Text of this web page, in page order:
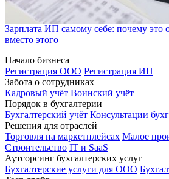
Зарплата ИП самому себе: почему это
вместо этого
Начало бизнеса
Регистрация ООО Регистрация ИП
Забота о сотрудниках
Кадровый учёт Воинский учёт
Порядок в бухгалтерии
Бухгалтерский учёт Консультации
Решения для отраслей
Торговля на маркетплейсах Малое
Строительство IT и SaaS
Аутсорсинг бухгалтерских услуг
Бухгалтерские услуги для ООО